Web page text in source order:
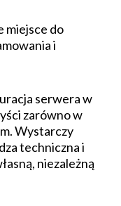
do
i
serwera w
zarówno w
Wystarczy
techniczna i
niezależną